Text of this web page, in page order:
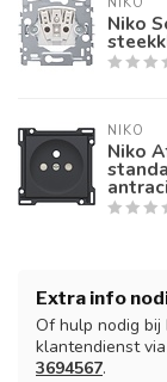
Niko
NIKO
Niko
Extra info
Of hulp nodig bij
klantendienst via
3694567.